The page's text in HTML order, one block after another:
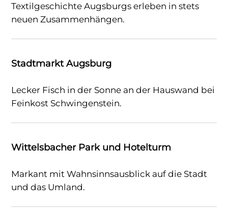
Textilgeschichte Augsburgs erleben in stets
neuen Zusammenhängen.
Stadtmarkt Augsburg
Lecker Fisch in der Sonne an der Hauswand bei
Feinkost Schwingenstein.
Wittelsbacher Park und Hotelturm
Markant mit Wahnsinnsausblick auf die Stadt
und das Umland.